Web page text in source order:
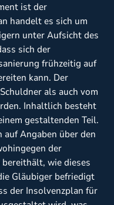
ist der
handelt es sich um
unter Aufsicht des
sich der
frühzeitig auf
kann. Der
als auch vom
Inhaltlich besteht
gestaltenden Teil.
Angaben über den
der
wie dieses
Gläubiger befriedigt
der Insolvenzplan für